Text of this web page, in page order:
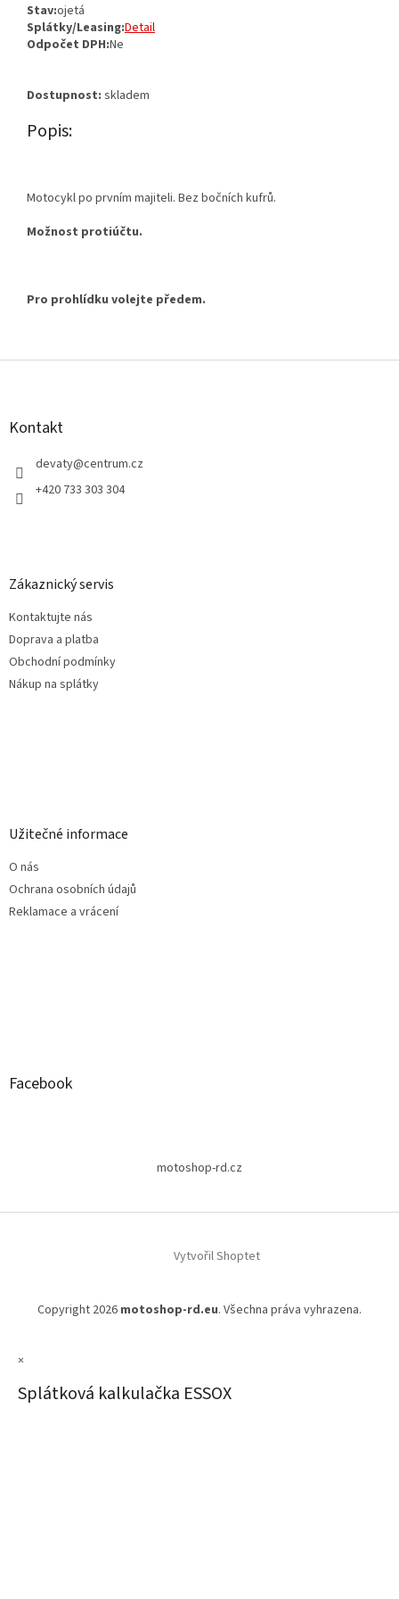
Stav:ojetá
Splátky/Leasing:Detail
Odpočet DPH:Ne
Dostupnost: skladem
Popis:
Motocykl po prvním majiteli. Bez bočních kufrů.
Možnost protiúčtu.
Pro prohlídku volejte předem.
Z
Kontakt
devaty@centrum.cz
+420 733 303 304
Zákaznický servis
Kontaktujte nás
Doprava a platba
Obchodní podmínky
Nákup na splátky
Užitečné informace
O nás
Ochrana osobních údajů
Reklamace a vrácení
Facebook
motoshop-rd.cz
Vytvořil Shoptet
Copyright 2026 motoshop-rd.eu. Všechna práva vyhrazena.
×
Splátková kalkulačka ESSOX